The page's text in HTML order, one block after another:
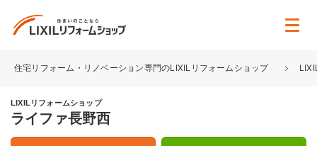
住宅リフォーム・リノベーション専門のLIXILリフォームショップ
LIXILリフォームショップ
ライファ長野西